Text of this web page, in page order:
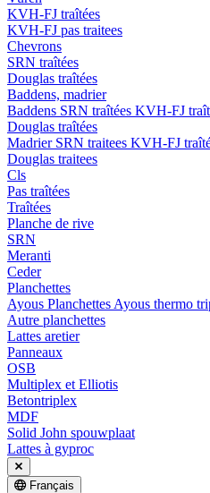
KVH-FJ traîtées
KVH-FJ pas traitees
Chevrons
SRN traîtées
Douglas traîtées
Baddens, madrier
Baddens SRN traîtées KVH-FJ
Douglas traîtées
Madrier SRN traitees KVH-FJ
Douglas traitees
Cls
Pas traîtées
Traîtées
Planche de rive
SRN
Meranti
Ceder
Planchettes
Ayous Planchettes Ayous thermo
Autre planchettes
Lattes aretier
Panneaux
OSB
Multiplex et Elliotis
Betontriplex
MDF
Solid John spouwplaat
Lattes à gyproc
Français